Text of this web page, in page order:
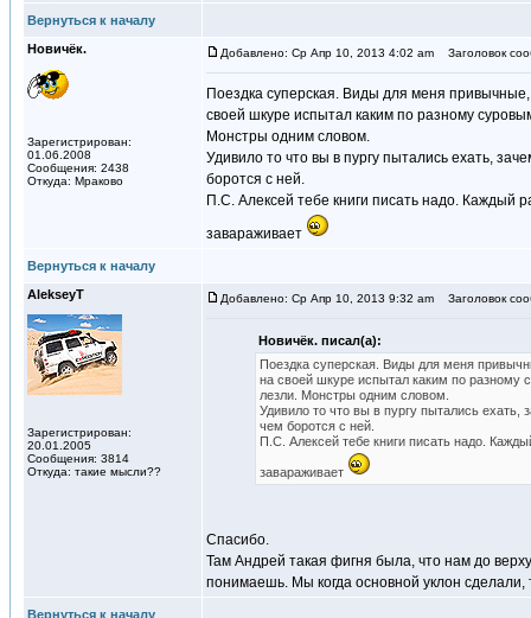
Вернуться к началу
Новичёк.
Зарегистрирован:
01.06.2008
Сообщения: 2438
Откуда: Мраково
Добавлено: Ср Апр 10, 2013 4:02 am Заголовок
Поездка суперская. Виды для меня привычные,
своей шкуре испытал каким по разному
Монстры одним словом.
Удивило то что вы в пургу пытались ехать,
боротся с ней.
П.С. Алексей тебе книги писать надо. Каждый
завараживает
Вернуться к началу
AlekseyT
Зарегистрирован:
20.01.2005
Сообщения: 3814
Откуда: такие мысли??
Добавлено: Ср Апр 10, 2013 9:32 am Заголовок
Новичёк. писал(а):
Поездка суперская. Виды для меня
на своей шкуре испытал каким по разному
лезли. Монстры одним словом.
Удивило то что вы в пургу пытались
чем боротся с ней.
П.С. Алексей тебе книги писать надо.
завараживает
Спасибо.
Там Андрей такая фигня была, что нам до
понимаешь. Мы когда основной уклон сделали,
Вернуться к началу